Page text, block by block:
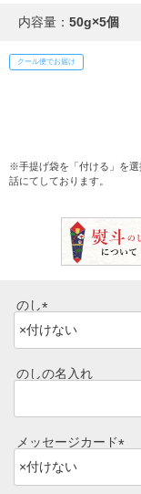
マイページ
ゴルフコンペ
よくある質問
レビュー一覧
内容量： 50g×5個
クール便でお届け
※手提げ袋を「付ける」を
話にてしております。
のし
(
必
須
のしの名入れ
メッセージカード
必